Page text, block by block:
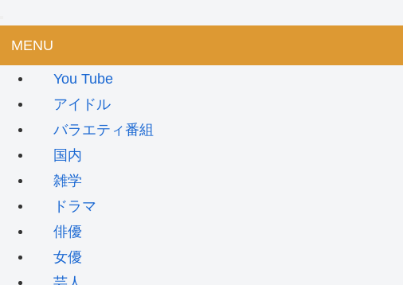
MENU
You Tube
アイドル
バラエティ番組
国内
雑学
ドラマ
俳優
女優
芸人